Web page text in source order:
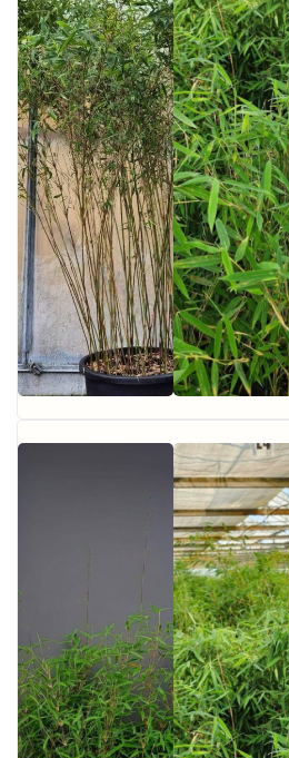
à 2
✔
À